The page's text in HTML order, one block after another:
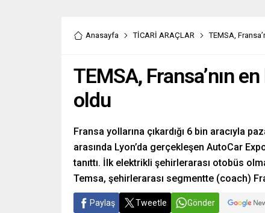
Anasayfa TİCARİ ARAÇLAR TEMSA,
TEMSA, Fransa’nın
oldu
Fransa yollarına çıkardığı 6 bin aracıyla
arasında Lyon’da gerçekleşen AutoCar
tanıttı. İlk elektrikli şehirlerarası otobüs
Temsa, şehirlerarası segmentte (coach)
Paylaş Tweetle Gönder